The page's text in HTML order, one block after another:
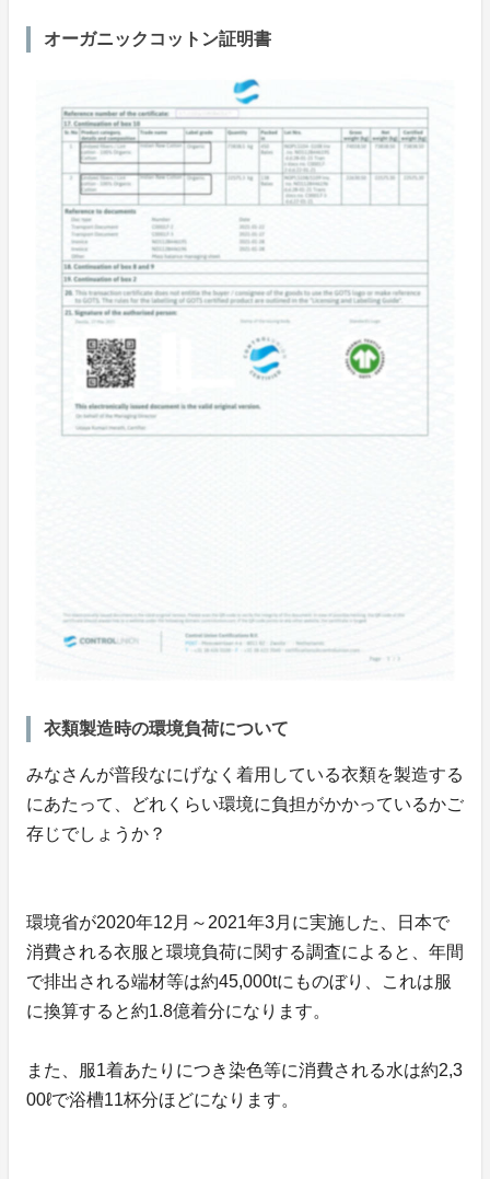
オーガニックコットン証明書
衣類製造時の環境負荷について
みなさんが普段なにげなく着用している衣類を製造する
にあたって、どれくらい環境に負担がかかっているかご
存じでしょうか？
環境省が2020年12月～2021年3月に実施した、日本で
消費される衣服と環境負荷に関する調査によると、年間
で排出される端材等は約45,000tにものぼり、これは服
に換算すると約1.8億着分になります。
また、服1着あたりにつき染色等に消費される水は約2,3
00ℓで浴槽11杯分ほどになります。